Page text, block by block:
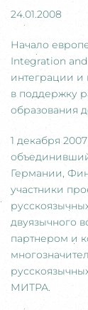
24.01.2008
Начало
Integration and
интеграции и
в поддержку
образования
1 декабря
объединивший
Германии,
участники
двуязычного
партнером и
МИТРА.